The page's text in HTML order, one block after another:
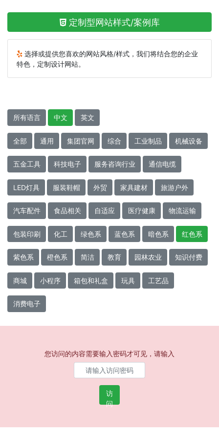
定制型网站样式/案例库
选择或提供您喜欢的网站风格/样式，我们将结合您的企业
特色，定制设计网站。
所有语言 中文 英文
全部 通用 集团官网 综合 工业制品 机械设备
五金工具 科技电子 服务咨询行业 通信电缆
LED灯具 服装鞋帽 外贸 家具建材 旅游户外
汽车配件 食品相关 自适应 医疗健康 物流运输
包装印刷 化工 绿色系 蓝色系 暗色系 红色系
紫色系 橙色系 简洁 教育 园林农业 知识付费
商城 小程序 箱包和礼盒 玩具 工艺品
消费电子
您访问的内容需要输入密码才可见，请输入
访
问